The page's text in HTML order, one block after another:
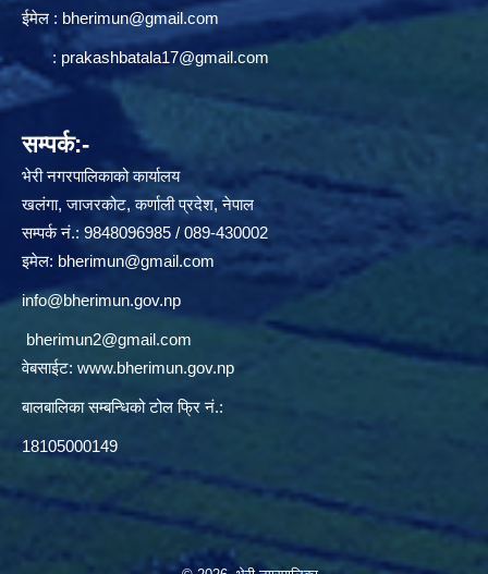
ईमेल : bherimun@gmail.com
: prakashbatala17@gmail.com
सम्पर्क:-
भेरी नगरपालिकाको कार्यालय
खलंगा, जाजरकोट, कर्णाली प्रदेश, नेपाल
सम्पर्क नं.: 9848096985 / 089-430002
इमेल: bherimun@gmail.com
info@bherimun.gov.np
bherimun2@gmail.com
वेबसाईट: www.bherimun.gov.np
बालबालिका सम्बन्धिको टोल फ्रि नं.:
18105000149